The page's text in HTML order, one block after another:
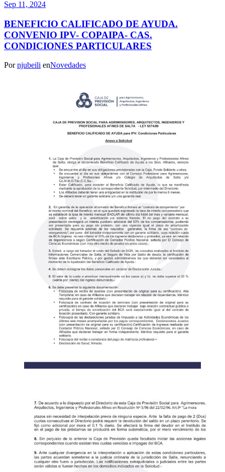
Sep 11, 2024
BENEFICIO CALIFICADO DE AYUDA.
CONVENIO IPV- COPAIPA- CAS.
CONDICIONES PARTICULARES
Pornjubeili enNovedades